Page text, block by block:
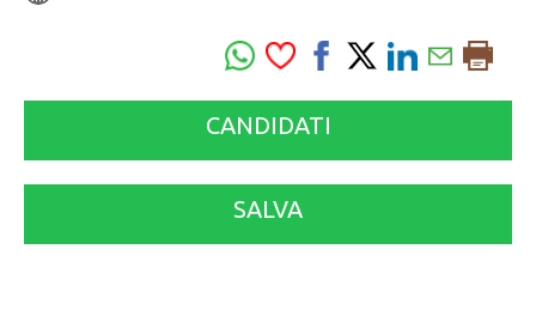
CANDIDATI
SALVA